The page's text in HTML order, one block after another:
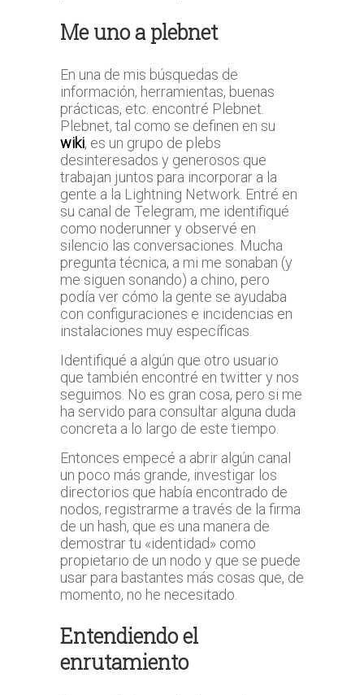
Me uno a plebnet
En una de mis búsquedas de
información, herramientas, buenas
prácticas, etc. encontré Plebnet.
Plebnet, tal como se definen en su
wiki, es un grupo de plebs
desinteresados y generosos que
trabajan juntos para incorporar a la
gente a la Lightning Network. Entré en
su canal de Telegram, me identifiqué
como noderunner y observé en
silencio las conversaciones. Mucha
pregunta técnica, a mi me sonaban (y
me siguen sonando) a chino, pero
podía ver cómo la gente se ayudaba
con configuraciones e incidencias en
instalaciones muy específicas.
Identifiqué a algún que otro usuario
que también encontré en twitter y nos
seguimos. No es gran cosa, pero si me
ha servido para consultar alguna duda
concreta a lo largo de este tiempo.
Entonces empecé a abrir algún canal
un poco más grande, investigar los
directorios que había encontrado de
nodos, registrarme a través de la firma
de un hash, que es una manera de
demostrar tu «identidad» como
propietario de un nodo y que se puede
usar para bastantes más cosas que, de
momento, no he necesitado.
Entendiendo el
enrutamiento